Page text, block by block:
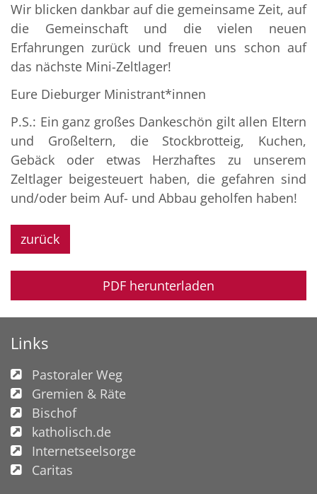
Wir blicken dankbar auf die gemeinsame Zeit, auf
die Gemeinschaft und die vielen neuen
Erfahrungen zurück und freuen uns schon auf
das nächste Mini-Zeltlager!
Eure Dieburger Ministrant*innen
P.S.: Ein ganz großes Dankeschön gilt allen Eltern
und Großeltern, die Stockbrotteig, Kuchen,
Gebäck oder etwas Herzhaftes zu unserem
Zeltlager beigesteuert haben, die gefahren sind
und/oder beim Auf- und Abbau geholfen haben!
zurück
PDF herunterladen
Links
Pastoraler Weg
Gremien & Räte
Bischof
katholisch.de
Internetseelsorge
Caritas